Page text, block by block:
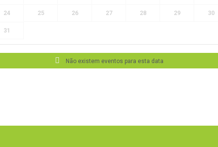
24 25 26 27 28 29 30
31
Não existem eventos para esta data